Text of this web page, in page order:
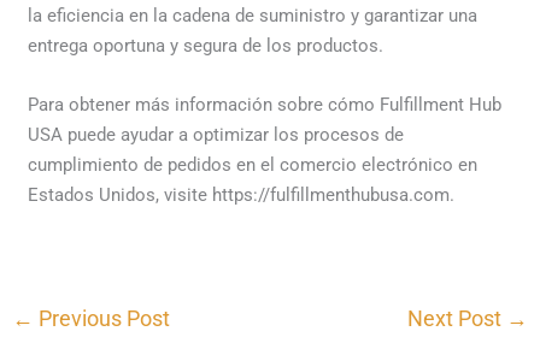
la eficiencia en la cadena de suministro y garantizar una
entrega oportuna y segura de los productos.
Para obtener más información sobre cómo Fulfillment Hub
USA puede ayudar a optimizar los procesos de
cumplimiento de pedidos en el comercio electrónico en
Estados Unidos, visite https://fulfillmenthubusa.com.
← Previous Post Next Post →